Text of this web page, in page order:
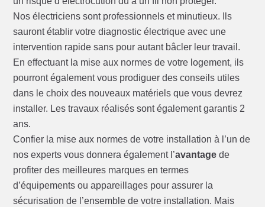
Nos électriciens sont professionnels et minutieux. Ils
sauront établir votre diagnostic électrique avec une
intervention rapide sans pour autant bâcler leur travail.
En effectuant la mise aux normes de votre logement, ils
pourront également vous prodiguer des conseils utiles
dans le choix des nouveaux matériels que vous devrez
installer. Les travaux réalisés sont également garantis 2
ans.
Confier la mise aux normes de votre installation à l’un de
nos experts vous donnera également l’avantage de
profiter des meilleures marques en termes
d’équipements ou appareillages pour assurer la
sécurisation de l’ensemble de votre installation. Mais